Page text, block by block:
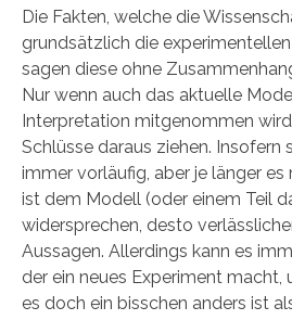
Die Fakten, welche die
grundsätzlich die
sagen diese ohne
Nur wenn auch das aktuelle
Interpretation mitgenommen
Schlüsse daraus ziehen. Insofern
immer vorläufig, aber je länger
ist dem Modell (oder einem Teil
widersprechen, desto
Aussagen. Allerdings kann es
der ein neues Experiment macht,
es doch ein bisschen anders ist